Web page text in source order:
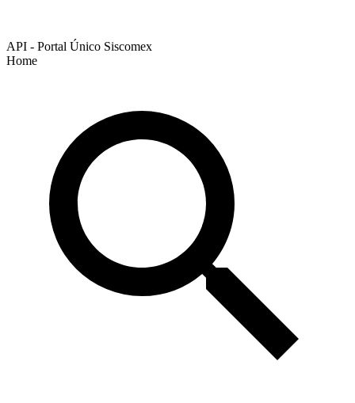
API - Portal Único Siscomex
Home